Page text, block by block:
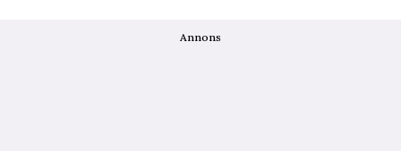
Annons